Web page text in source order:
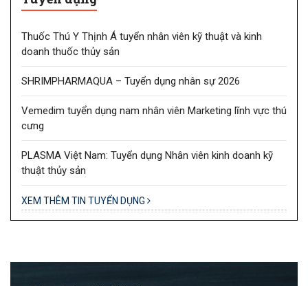
Thuốc Thú Y Thịnh Á tuyển nhân viên kỹ thuật và kinh
doanh thuốc thủy sản
SHRIMPHARMAQUA – Tuyển dụng nhân sự 2026
Vemedim tuyển dụng nam nhân viên Marketing lĩnh vực thú
cưng
PLASMA Việt Nam: Tuyển dụng Nhân viên kinh doanh kỹ
thuật thủy sản
XEM THÊM TIN TUYỂN DỤNG